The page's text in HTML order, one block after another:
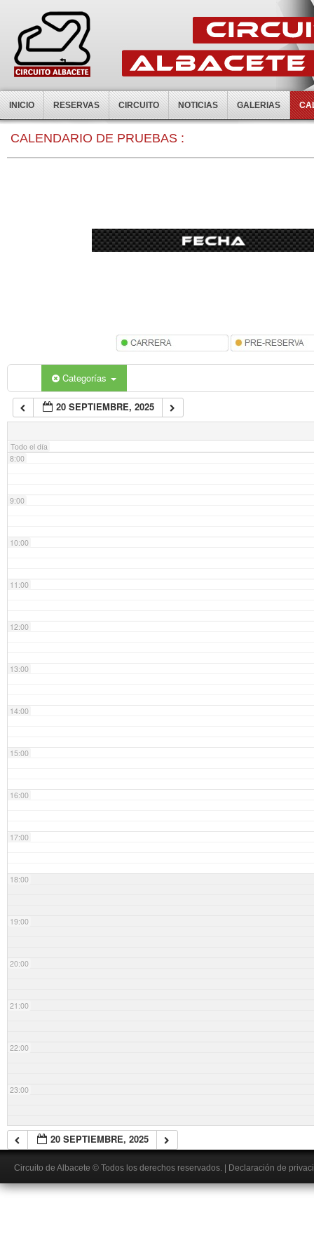
INICIO RESERVAS CIRCUITO NOTICIAS GALERIAS
CALENDARIO DE PRUEBAS :
Categorías
20 SEPTIEMBRE, 2025
Todo el día
0:00
7:00
8:00
9:00
10:00
11:00
12:00
13:00
14:00
15:00
16:00
17:00
18:00
19:00
20:00
21:00
22:00
23:00
20 SEPTIEMBRE, 2025
Circuito de Albacete © Todos los derechos reservados. Declaración de